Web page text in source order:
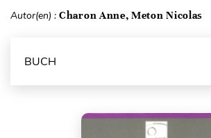
Autor(en) : Charon Anne, Meton Nicolas
BUCH